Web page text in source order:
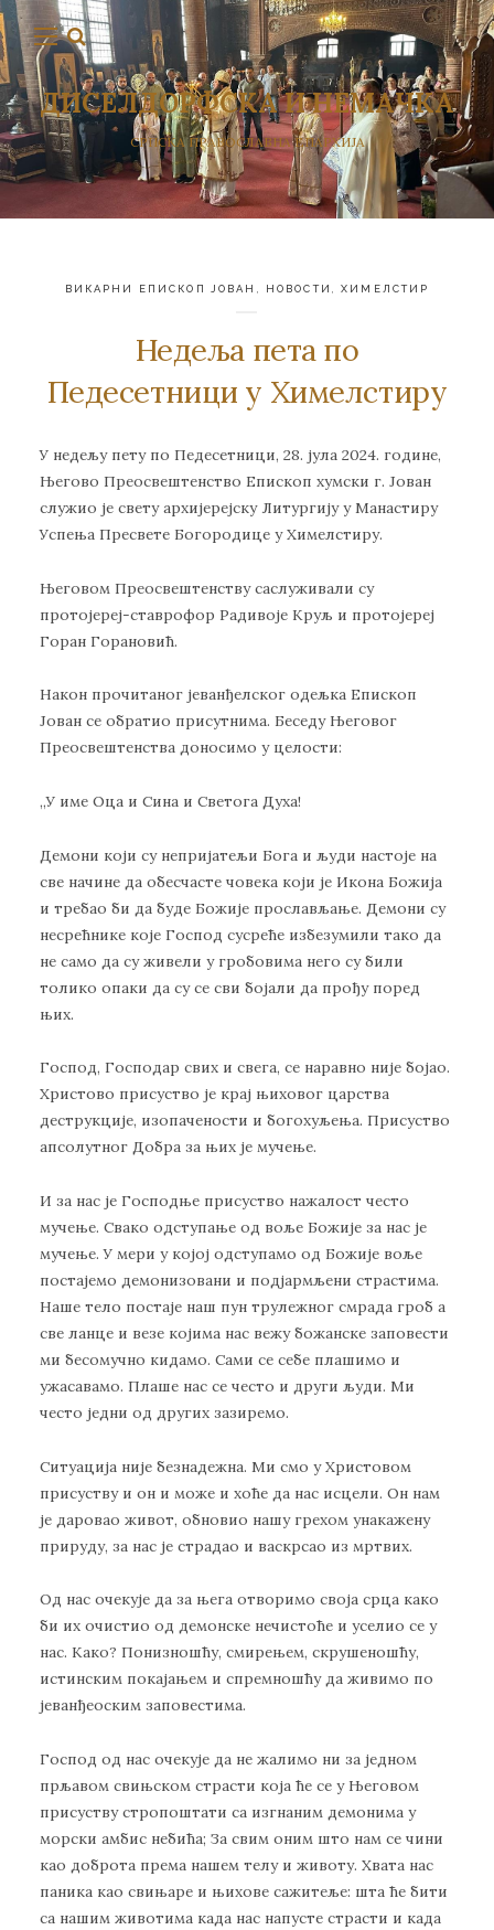
ДИСЕЛДОРФСКА И НЕМАЧКА
СРПСКА ПРАВОСЛАВНА ЕПАРХИЈА
ВИКАРНИ ЕПИСКОП ЈОВАН НОВОСТИ ,ХИМЕЛСТИР
Недеља пета по
Педесетници у Химелстиру
У недељу пету по Педесетници, 28. јула 2024. године,
Његово Преосвештенство Епископ хумски г. Јован
служио је свету архијерејску Литургију у Манастиру
Успења Пресвете Богородице у Химелстиру.
Његовом Преосвештенству саслуживали су
протојереј-ставрофор Радивоје Круљ и протојереј
Горан Горановић.
Након прочитаног јеванђелског одељка Епископ
Јован се обратио присутнима. Беседу Његовог
Преосвештенства доносимо у целости:
,,У име Оца и Сина и Светога Духа!
Демони који су непријатељи Бога и људи настоје на
све начине да обесчасте човека који је Икона Божија
и требао би да буде Божије прослављање. Демони су
несрећнике које Господ сусреће избезумили тако да
не само да су живели у гробовима него су били
толико опаки да су се сви бојали да прођу поред
њих.
Господ, Господар свих и свега, се наравно није бојао.
Христово присуство је крај њиховог царства
деструкције, изопачености и богохуљења. Присуство
апсолутног Добра за њих је мучење.
И за нас је Господње присуство нажалост често
мучење. Свако одступање од воље Божије за нас је
мучење. У мери у којој одступамо од Божије воље
постајемо демонизовани и подјармљени страстима.
Наше тело постаје наш пун трулежног смрада гроб а
све ланце и везе којима нас вежу божанске заповести
ми бесомучно кидамо. Сами се себе плашимо и
ужасавамо. Плаше нас се често и други људи. Ми
често једни од других зазиремо.
Ситуација није безнадежна. Ми смо у Христовом
присуству и он и може и хоће да нас исцели. Он нам
је даровао живот, обновио нашу грехом унакажену
прируду, за нас је страдао и васкрсао из мртвих.
Од нас очекује да за њега отворимо своја срца како
би их очистио од демонске нечистоће и уселио се у
нас. Како? Понизношћу, смирењем, скрушеношћу,
истинским покајањем и спремношћу да живимо по
јеванђеоским заповестима.
Господ од нас очекује да не жалимо ни за једном
прљавом свињском страсти која ће се у Његовом
присуству стропоштати са изгнаним демонима у
морски амбис небића; За свим оним што нам се чини
као доброта према нашем телу и животу. Хвата нас
паника као свињаре и њихове сажитеље: шта ће бити
са нашим животима када нас напусте страсти и када